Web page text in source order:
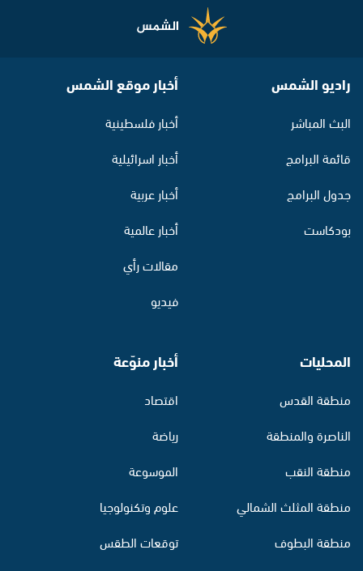
راديو الشمس
البث المباشر
قائمة البرامج
جدول البرامج
بودكاست
أخبار موقع الشمس
أخبار فلسطينية
أخبار اسرائيلية
أخبار عربية
أخبار عالمية
مقالات رأي
فيديو
المحليات
منطقة القدس
الناصرة والمنطقة
منطقة النقب
منطقة المثلث الشمالي
منطقة البطوف
أخبار منوّعة
اقتصاد
رياضة
الموسوعة
علوم وتكنولوجيا
توقعات الطقس